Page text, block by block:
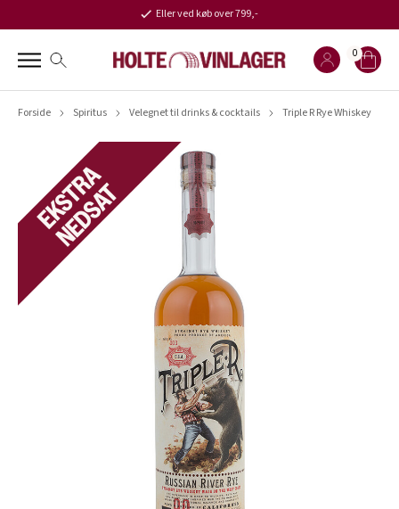
Eller ved køb over 799,-
0
Forside Spiritus Velegnet til drinks & cocktails Triple R Rye Whiskey